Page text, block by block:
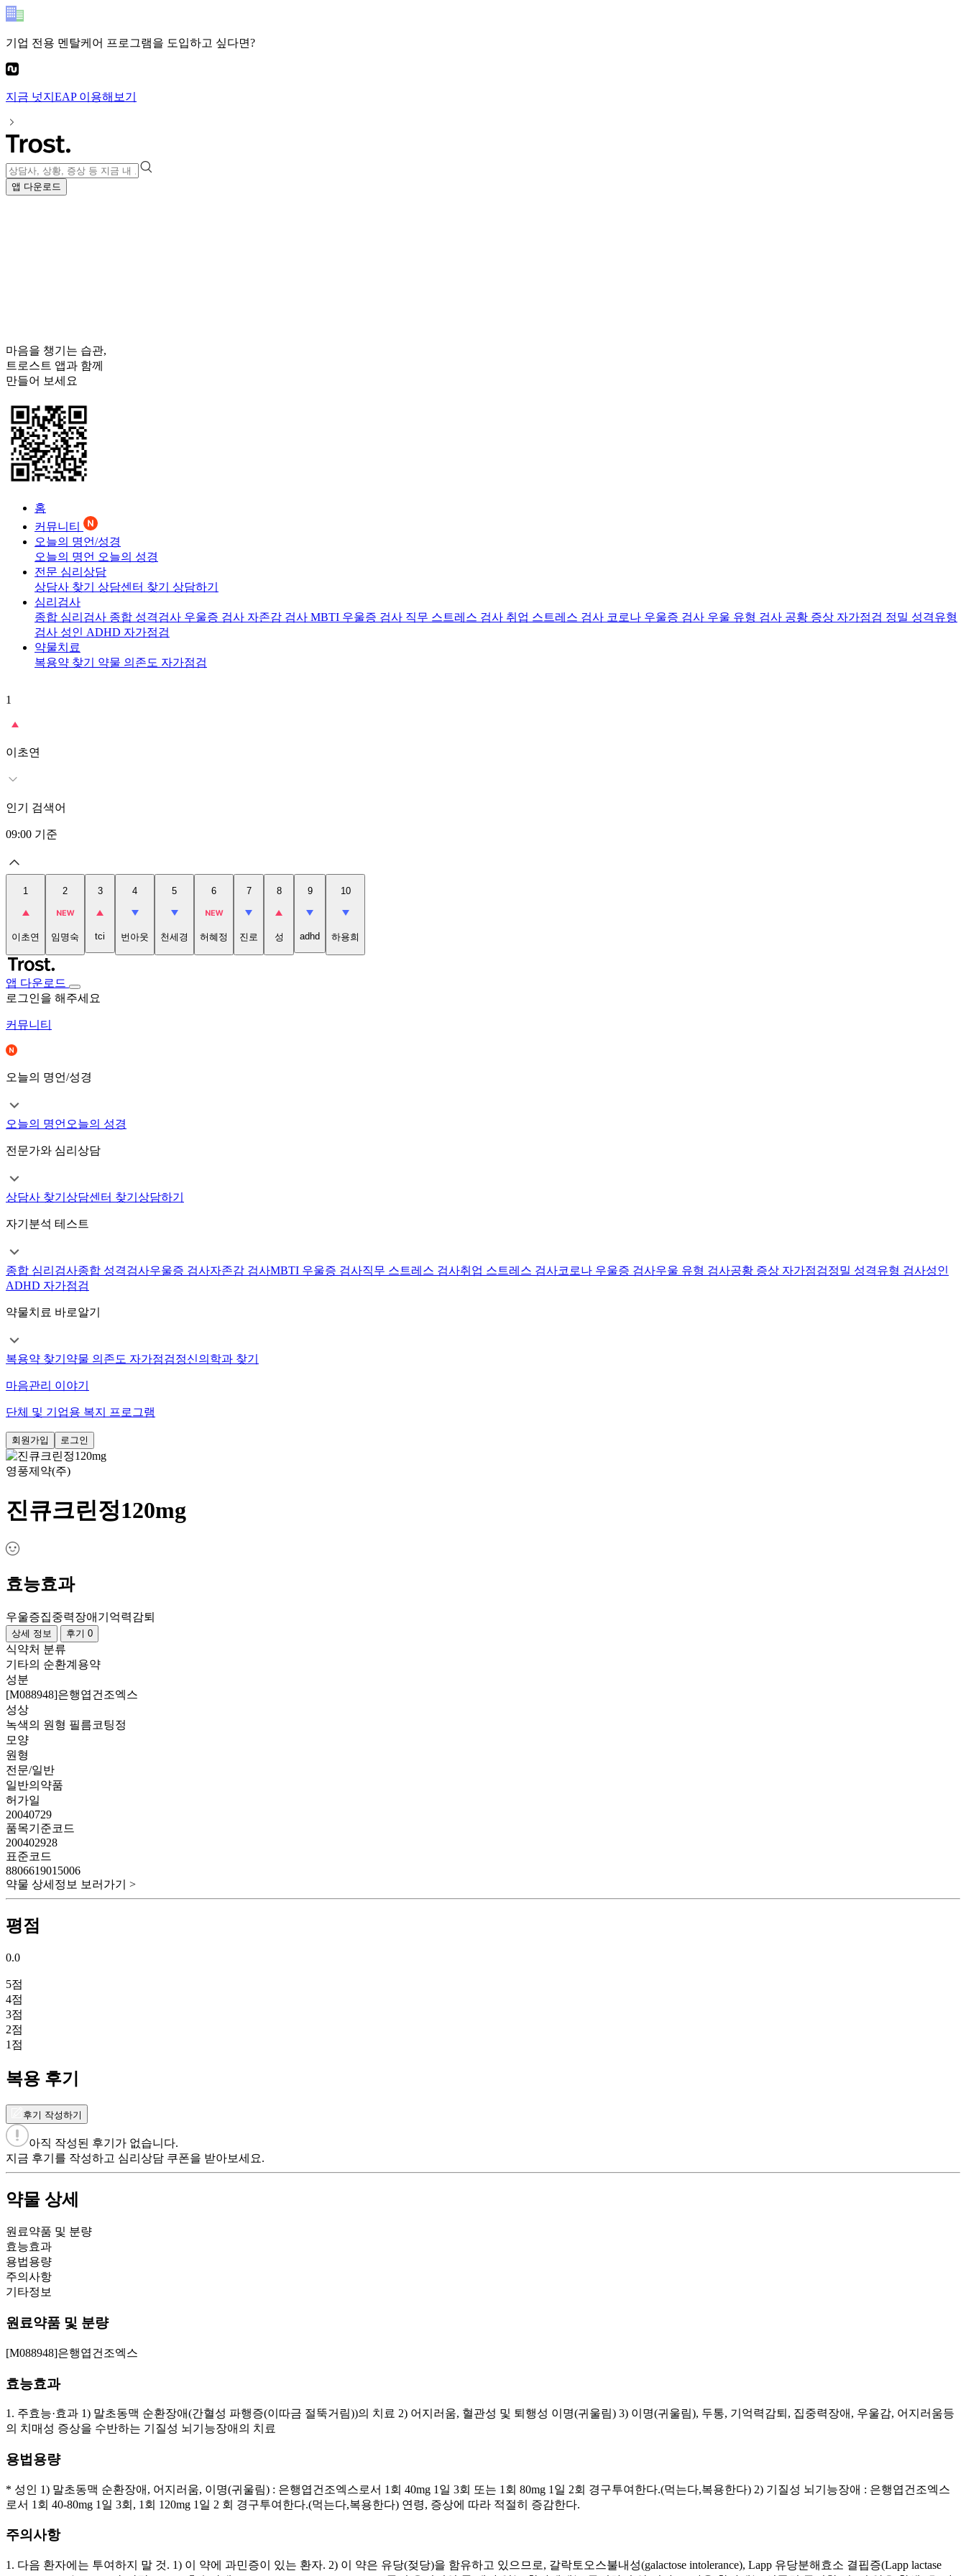
기업 전용 멘탈케어 프로그램을 도입하고 싶다면?
지금 넛지EAP이용해보기
앱 다운로드
마음을 챙기는 습관,
트로스트 앱과 함께
만들어 보세요
홈
커뮤니티
오늘의 명언/성경
오늘의 명언 오늘의 성경
전문 심리상담
상담사 찾기 상담센터 찾기 상담하기
심리검사
종합 심리검사 종합 성격검사 우울증 검사 자존감 검사 MBTI 우울증 검사 직무 스트레스 검사 취업 스트레스 검사 코로나 우울증 검사 우울 유형 검사 공황 증상 자가점검 정밀 성격유형
검사 성인 ADHD 자가점검
약물치료
복용약 찾기 약물 의존도 자가점검
1
이초연
인기 검색어
09:00 기준
1
이초연
2
임명숙
3
tci
4
번아웃
5
천세경
6
허혜정
7
진로
8
성
9
adhd
10
하용희
앱 다운로드
로그인을 해주세요
커뮤니티
오늘의 명언/성경
오늘의 명언 오늘의 성경
전문가와 심리상담
상담사 찾기 상담센터 찾기 상담하기
자기분석 테스트
종합 심리검사종합 성격검사우울증 검사자존감 검사MBTI 우울증 검사직무 스트레스 검사취업 스트레스 검사코로나 우울증 검사우울 유형 검사공황 증상 자가점검정밀 성격유형 검사성인
ADHD 자가점검
약물치료 바로알기
복용약 찾기 약물 의존도 자가점검정신의학과 찾기
마음관리 이야기
단체 및 기업용 복지 프로그램
회원가입 로그인
영풍제약(주)
진큐크린정120mg
효능효과
우울증집중력장애 기억력감퇴
상세 정보 후기 0
식약처 분류
기타의 순환계용약
성분
[M088948]은행엽건조엑스
성상
녹색의 원형 필름코팅정
모양
원형
전문/일반
일반의약품
허가일
20040729
품목기준코드
200402928
표준코드
8806619015006
약물 상세정보 보러가기 >
평점
0.0
5점
4점
3점
2점
1 점
복용 후기
후기 작성하기
아직 작성된 후기가 없습니다.
지금 후기를 작성하고 심리상담 쿠폰을 받아보세요.
약물 상세
원료약품 및 분량
효능효과
용법용량
주의사항
기타정보
원료약품 및 분량
[M088948]은행엽건조엑스
효능효과
1. 주효능·효과 1) 말초동맥 순환장애(간혈성 파행증(이따금 절뚝거림))의 치료 2) 어지러움, 혈관성 및 퇴행성 이명(귀울림) 3) 이명(귀울림), 두통, 기억력감퇴, 집중력장애, 우울감, 어지러움등
의 치매성 증상을 수반하는 기질성 뇌기능장애의 치료
용법용량
* 성인 1) 말초동맥 순환장애, 어지러움, 이명(귀울림) : 은행엽건조엑스로서 1회 40mg 1일 3회 또는 1회 80mg 1일 2회 경구투여한다.(먹는다,복용한다) 2) 기질성 뇌기능장애 : 은행엽건조엑스
로서 1회 40-80mg 1일 3회, 1회 120mg 1일 2 회 경구투여한다.(먹는다,복용한다) 연령, 증상에 따라 적절히 증감한다.
주의사항
1. 다음 환자에는 투여하지 말 것. 1) 이 약에 과민증이 있는 환자. 2) 이 약은 유당(젖당)을 함유하고 있으므로, 갈락토오스불내성(galactose intolerance), Lapp 유당분해효소 결핍증(Lapp lactase